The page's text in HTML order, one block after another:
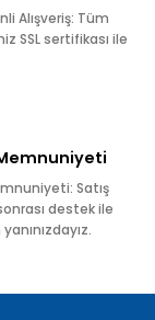
Alışveriş: Tüm
SSL sertifikası ile
Satış
destek ile